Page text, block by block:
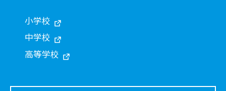
小学校
中学校
高等学校